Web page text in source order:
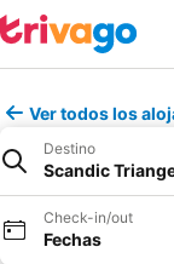
Ver todos los
Destino
Scandic
Check-in/out
Fechas